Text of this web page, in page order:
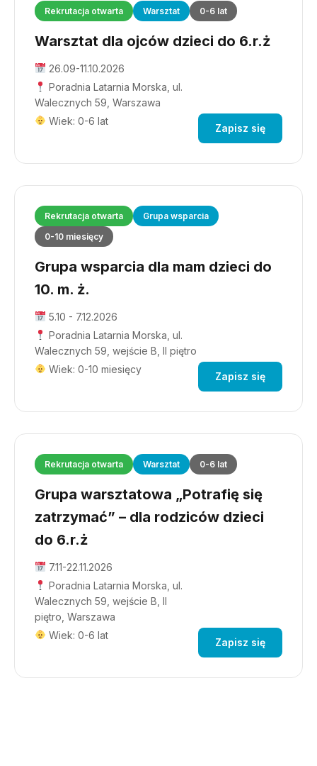
Rekrutacja otwarta Warsztat 0-6 lat
Warsztat dla ojców dzieci do 6.r.ż
26.09-11.10.2026
Poradnia Latarnia Morska, ul.
Walecznych 59, Warszawa
Wiek: 0-6 lat
Zapisz się
Rekrutacja otwarta
Grupa wsparcia
0-10 miesięcy
Grupa wsparcia dla mam dzieci do
10. m. ż.
5.10 - 7.12.2026
Poradnia Latarnia Morska, ul.
Walecznych 59, wejście B, II piętro
Wiek: 0-10 miesięcy
Zapisz się
Rekrutacja otwarta Warsztat 0-6 lat
Grupa warsztatowa „Potrafię się
zatrzymać” – dla rodziców dzieci
do 6.r.ż
7.11-22.11.2026
Poradnia Latarnia Morska, ul.
Walecznych 59, wejście B, II
piętro, Warszawa
Wiek: 0-6 lat
Zapisz się